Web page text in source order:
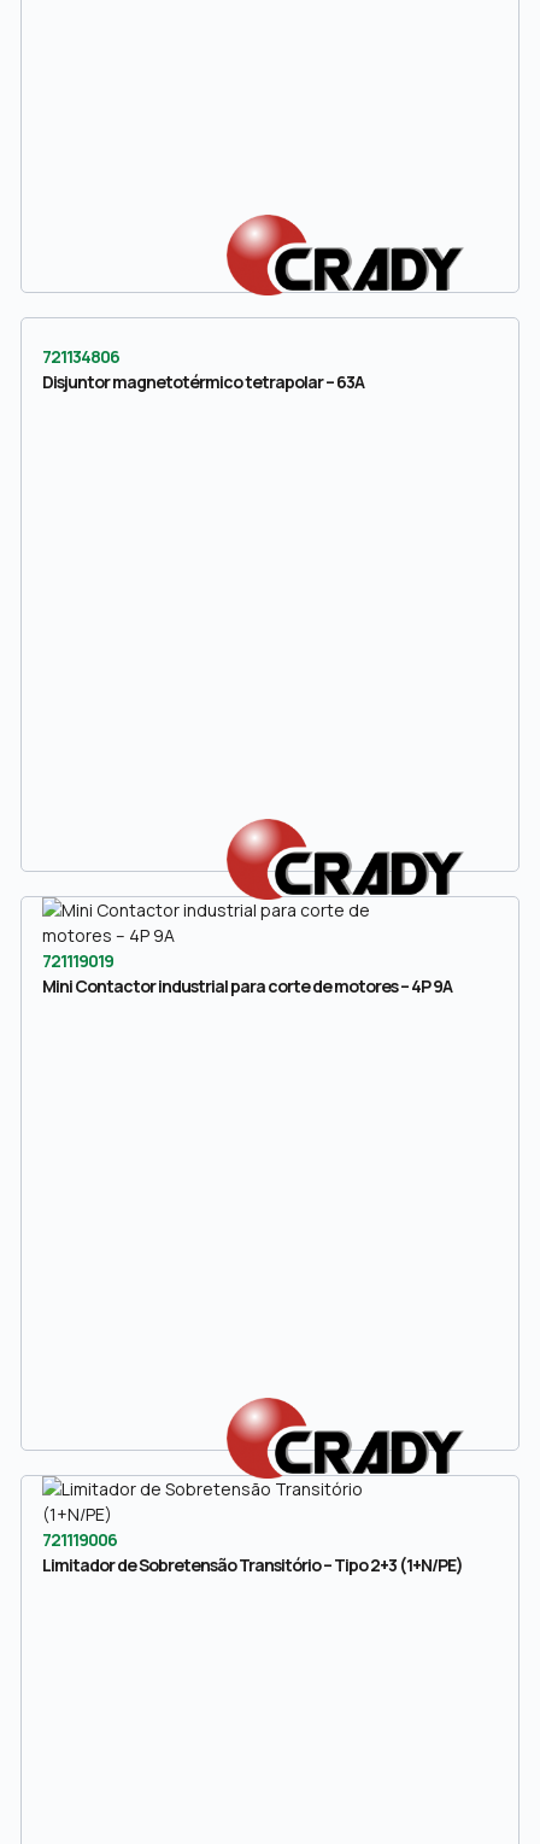
721134806
Disjuntor magnetotérmico tetrapolar – 63A
721119019
Mini Contactor industrial para corte de motores – 4P 9A
721119006
Limitador de Sobretensão Transitório – Tipo 2+3 (1+N/PE)